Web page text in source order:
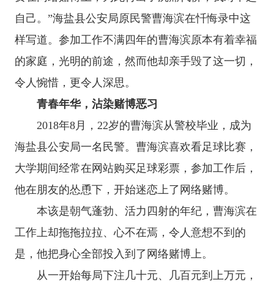
自己。”海盐县公安局原民警曹海滨在忏悔录中这
样写道。参加工作不满四年的曹海滨原本有着幸福
的家庭，光明的前途，然而他却亲手毁了这一切，
令人惋惜，更令人深思。
青春年华，沾染赌博恶习
2018年8月，22岁的曹海滨从警校毕业，成为
海盐县公安局一名民警。曹海滨喜欢看足球比赛，
大学期间经常在网站购买足球彩票，参加工作后，
他在朋友的怂恿下，开始迷恋上了网络赌博。
本该是朝气蓬勃、活力四射的年纪，曹海滨在
工作上却拖拖拉拉、心不在焉，令人意想不到的
是，他把身心全部投入到了网络赌博上。
从一开始每局下注几十元、几百元到上万元，